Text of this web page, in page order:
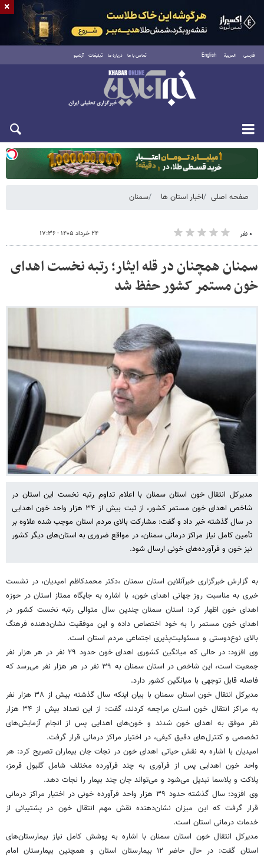
فارسی العربية English تماس با ما درباره ما تبلیغات آرشیو
یکشنبه ۱۸ مرداد ۱۴۰۵
صفحه اصلی اخبار استان ها سمنان
۰ نفر ۲۴ خرداد ۱۴۰۵ - ۱۷:۳۶
سمنان همچنان در قله ایثار؛ رتبه نخست اهدای
خون مستمر کشور حفظ شد
مدیرکل انتقال خون استان سمنان با اعلام تداوم رتبه نخست این استان در
شاخص اهدای خون مستمر کشور، از ثبت بیش از ۳۴ هزار واحد خون اهدایی
در سال گذشته خبر داد و گفت: مشارکت بالای مردم استان موجب شده علاوه بر
تأمین کامل نیاز مراکز درمانی سمنان، در مواقع ضروری به استان‌های دیگر کشور
نیز خون و فرآورده‌های خونی ارسال شود.
به گزارش خبرگزاری خبرآنلاین استان سمنان ،دکتر محمدکاظم امیدیان، در نشست
خبری به مناسبت روز جهانی اهدای خون، با اشاره به جایگاه ممتاز استان در حوزه
اهدای خون اظهار کرد: استان سمنان چندین سال متوالی رتبه نخست کشور در
اهدای خون مستمر را به خود اختصاص داده و این موفقیت نشان‌دهنده فرهنگ
بالای نوع‌دوستی و مسئولیت‌پذیری اجتماعی مردم استان است.
وی افزود: در حالی که میانگین کشوری اهدای خون حدود ۲۹ نفر در هر هزار نفر
جمعیت است، این شاخص در استان سمنان به ۳۹ نفر در هر هزار نفر می‌رسد که
فاصله قابل توجهی با میانگین کشور دارد.
مدیرکل انتقال خون استان سمنان با بیان اینکه سال گذشته بیش از ۳۸ هزار نفر
به مراکز انتقال خون استان مراجعه کردند، گفت: از این تعداد بیش از ۳۴ هزار
نفر موفق به اهدای خون شدند و خون‌های اهدایی پس از انجام آزمایش‌های
تخصصی و کنترل‌های دقیق کیفی، در اختیار مراکز درمانی قرار گرفت.
امیدیان با اشاره به نقش حیاتی اهدای خون در نجات جان بیماران تصریح کرد: هر
واحد خون اهدایی پس از فرآوری به چند فرآورده مختلف شامل گلبول قرمز،
پلاکت و پلاسما تبدیل می‌شود و می‌تواند جان چند بیمار را نجات دهد.
وی افزود: سال گذشته حدود ۳۹ هزار واحد فرآورده خونی در اختیار مراکز درمانی
قرار گرفت که این میزان نشان‌دهنده نقش مهم انتقال خون در پشتیبانی از
خدمات درمانی استان است.
مدیرکل انتقال خون استان سمنان با اشاره به پوشش کامل نیاز بیمارستان‌های
استان گفت: در حال حاضر ۱۲ بیمارستان استان و همچنین بیمارستان امام
×